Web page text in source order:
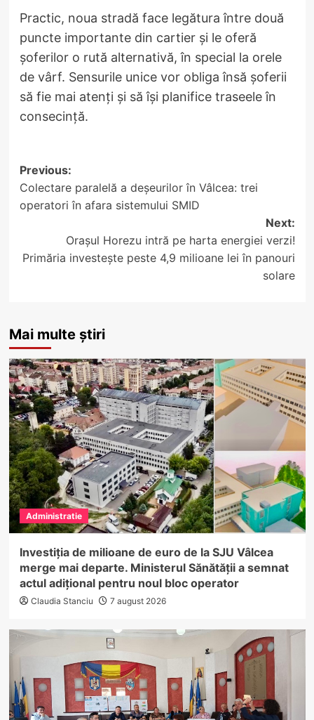
Practic, noua stradă face legătura între două
puncte importante din cartier și le oferă
șoferilor o rută alternativă, în special la orele
de vârf. Sensurile unice vor obliga însă șoferii
să fie mai atenți și să își planifice traseele în
consecință.
Post
navigation
Previous:
Colectare paralelă a deșeurilor în Vâlcea: trei
operatori în afara sistemului SMID
Next:
Orașul Horezu intră pe harta energiei verzi!
Primăria investește peste 4,9 milioane lei în panouri
solare
Mai multe știri
Administratie
Investiția de milioane de euro de la SJU Vâlcea
merge mai departe. Ministerul Sănătății a semnat
actul adițional pentru noul bloc operator
Claudia Stanciu 7 august 2026